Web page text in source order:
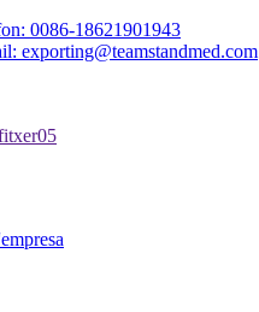
0086-18621901943
exporting@teamstandmed.com